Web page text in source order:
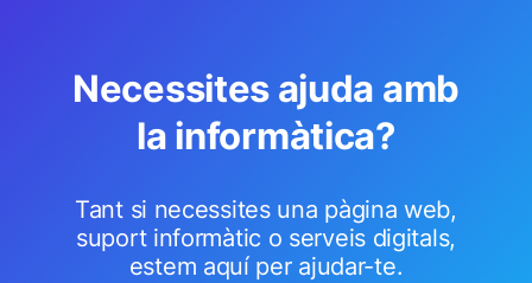
Necessites ajuda amb
la informàtica?
Tant si necessites una pàgina web,
suport informàtic o serveis digitals,
estem aquí per ajudar-te.